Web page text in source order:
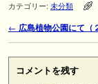
カテゴリー: 未分類
投稿ナビゲーション
← 広島植物公園にて（
コメントを残す